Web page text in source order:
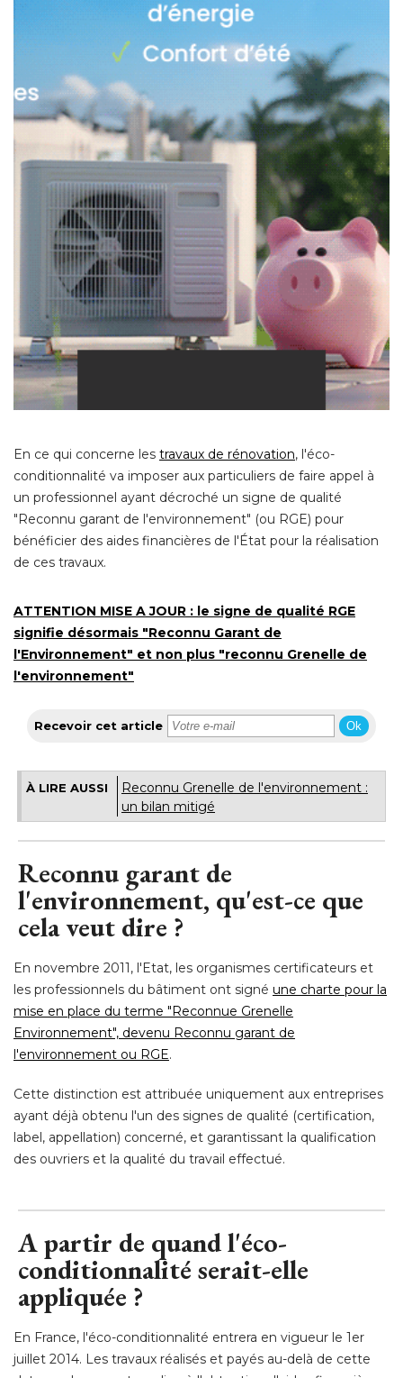
En ce qui concerne les travaux de rénovation, l'éco-
conditionnalité va imposer aux particuliers de faire appel à
un professionnel ayant décroché un signe de qualité
"Reconnu garant de l'environnement" (ou RGE) pour
bénéficier des aides financières de l'État pour la réalisation
de ces travaux.
ATTENTION MISE A JOUR : le signe de qualité RGE
signifie désormais "Reconnu Garant de
l'Environnement" et non plus "reconnu Grenelle de
l'environnement"
Recevoir cet article Ok
À LIRE AUSSI
Reconnu Grenelle de l'environnement :
un bilan mitigé
Reconnu garant de
l'environnement, qu'est-ce que
cela veut dire ?
En novembre 2011, l'Etat, les organismes certificateurs et
les professionnels du bâtiment ont signé une charte pour la
mise en place du terme "Reconnue Grenelle
Environnement", devenu Reconnu garant de
l'environnement ou RGE.
Cette distinction est attribuée uniquement aux entreprises
ayant déjà obtenu l'un des signes de qualité (certification,
label, appellation) concerné, et garantissant la qualification
des ouvriers et la qualité du travail effectué.
A partir de quand l'éco-
conditionnalité serait-elle
appliquée ?
En France, l'éco-conditionnalité entrera en vigueur le 1er
juillet 2014. Les travaux réalisés et payés au-delà de cette